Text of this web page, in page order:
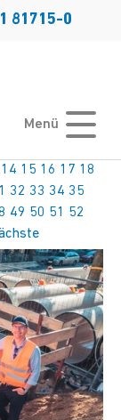
81715-0
Menü
14 15 16 17 18
32 33 34 35
49 50 51
52